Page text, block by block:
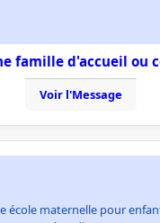
famille d'accueil ou
Voir l'Message
école maternelle pour